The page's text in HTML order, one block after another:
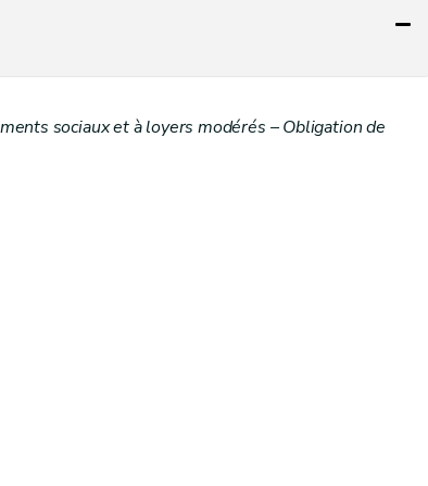
sociaux et à loyers modérés – Obligation de